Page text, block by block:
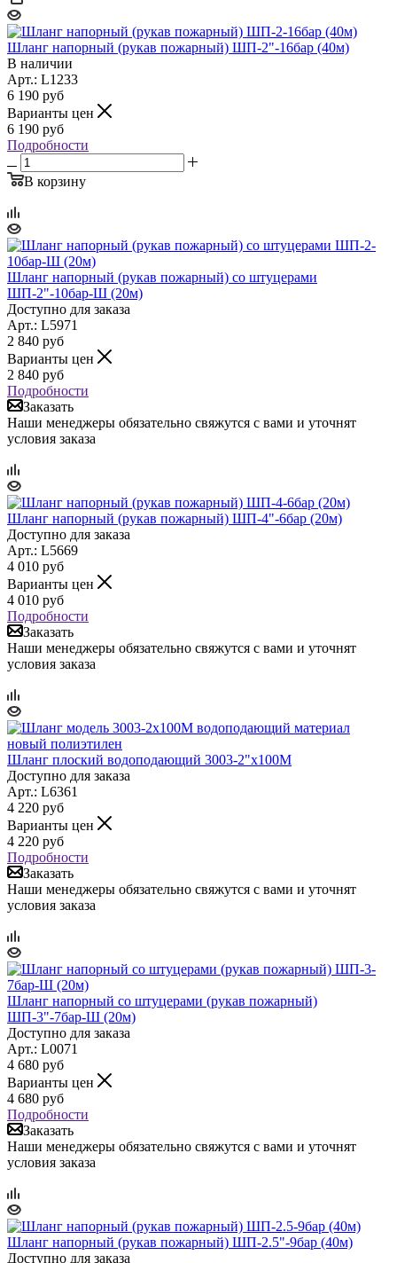
Шланг напорный (рукав пожарный) ШП-2"-16бар (40м)
В наличии
Арт.: L1233
6 190 руб
Варианты цен
6 190 руб
Подробности
В корзину
Шланг напорный (рукав пожарный) со штуцерами
ШП-2"-10бар-Ш (20м)
Доступно для заказа
Арт.: L5971
2 840 руб
Варианты цен
2 840 руб
Подробности
Заказать
Наши менеджеры обязательно свяжутся с вами и уточнят
условия заказа
Шланг напорный (рукав пожарный) ШП-4"-6бар (20м)
Доступно для заказа
Арт.: L5669
4 010 руб
Варианты цен
4 010 руб
Подробности
Заказать
Наши менеджеры обязательно свяжутся с вами и уточнят
условия заказа
Шланг плоский водоподающий 3003-2"x100M
Доступно для заказа
Арт.: L6361
4 220 руб
Варианты цен
4 220 руб
Подробности
Заказать
Наши менеджеры обязательно свяжутся с вами и уточнят
условия заказа
Шланг напорный со штуцерами (рукав пожарный)
ШП-3"-7бар-Ш (20м)
Доступно для заказа
Арт.: L0071
4 680 руб
Варианты цен
4 680 руб
Подробности
Заказать
Наши менеджеры обязательно свяжутся с вами и уточнят
условия заказа
Шланг напорный (рукав пожарный) ШП-2.5"-9бар (40м)
Доступно для заказа